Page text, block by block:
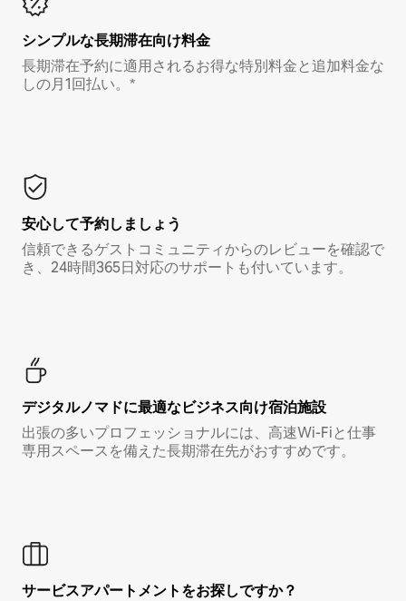
シンプルな長期滞在向け料金
長期滞在予約に適用されるお得な特別料金と追加料金な
しの月1回払い。*
安心して予約しましょう
信頼できるゲストコミュニティからのレビューを確認で
き、24時間365日対応のサポートも付いています。
デジタルノマド⁠に最⁠適⁠なビ⁠ジ⁠ネ⁠ス⁠向⁠け宿⁠泊⁠施⁠設
出張の多いプロフェッショナルには、高速Wi-Fiと仕事
専用スペースを備えた長期滞在先がおすすめです。
サービスアパートメントをお探しですか？